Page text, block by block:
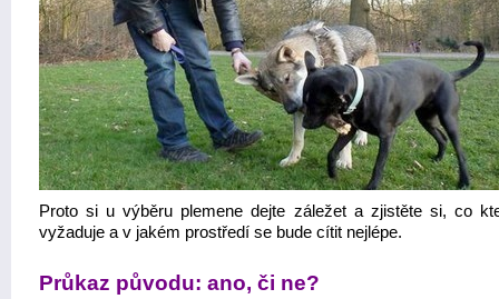
Proto si u výběru plemene dejte záležet a zjistěte si, co
vyžaduje a v jakém prostředí se bude cítit nejlépe.
Průkaz původu: ano, či ne?